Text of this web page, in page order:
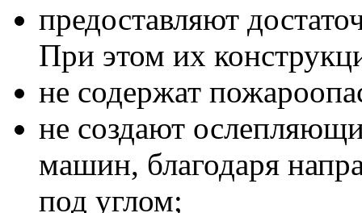
предоставляют
При этом их
не содержат
не создают
машин, благодаря
под углом;